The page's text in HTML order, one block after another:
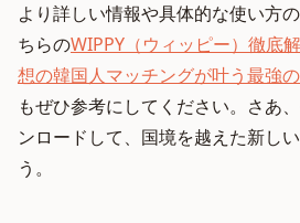
より詳しい情報や具体的な使い方
ちらのWIPPY（ウィッピー）徹底
想の韓国人マッチングが叶う最強
もぜひ参考にしてください。さあ
ンロードして、国境を越えた新し
う。